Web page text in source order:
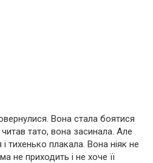
Вона стала боятися
тато, вона засинала. Але
тихенько плакала. Вона ніяк не
не приходить і не хоче її